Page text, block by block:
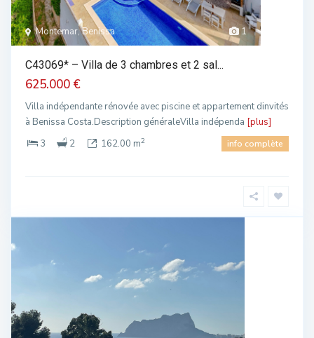
1
Montemar, Benissa
C43069* – Villa de 3 chambres et 2 sal...
625.000 €
Villa indépendante rénovée avec piscine et appartement dinvités
à Benissa Costa.Description généraleVilla indépenda [plus]
3
2 162.00 m2 info complète